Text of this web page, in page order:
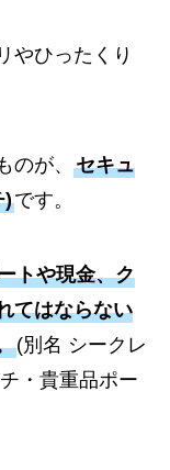
やひったくり
のが、 セキュ
)です。
トや現金、ク
てはならない
(別名 シークレ
・貴重品ポー